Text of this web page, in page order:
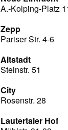
A.-Kolping-Platz
Zepp
Pariser Str. 4-6
Altstadt
Steinstr. 51
City
Rosenstr. 28
Lautertaler Hof